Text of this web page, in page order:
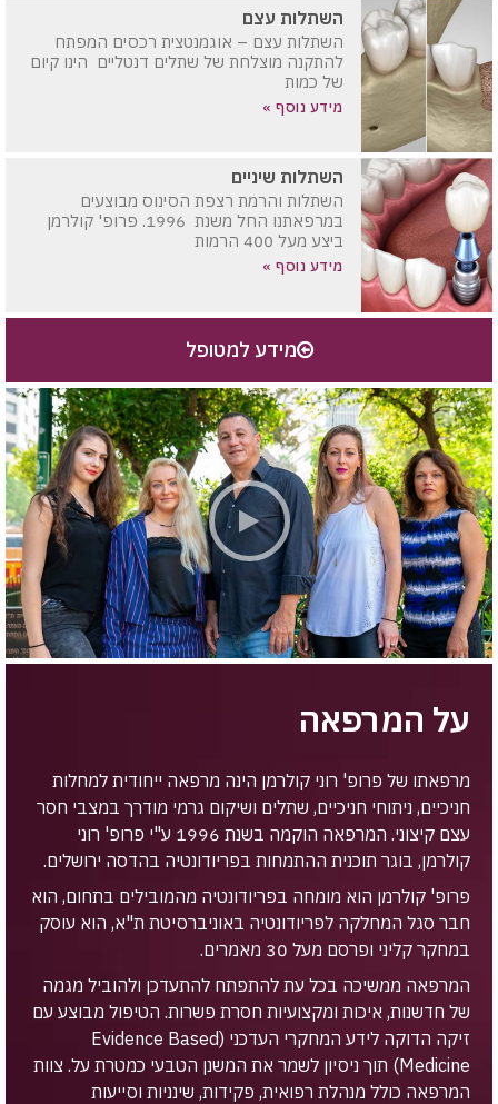
השתלות עצם
השתלות עצם – אוגמנטצית רכסים המפתח
להתקנה מוצלחת של שתלים דנטליים הינו קיום
של כמות
מידע נוסף »
השתלות שיניים
השתלות והרמת רצפת הסינוס מבוצעים
במרפאתנו החל משנת 1996. פרופ' קולרמן
ביצע מעל 400 הרמות
מידע נוסף »
מידע למטופל
על המרפאה
מרפאתו של פרופ' רוני קולרמן הינה מרפאה ייחודית למחלות
חניכיים, ניתוחי חניכיים, שתלים ושיקום גרמי מודרך במצבי חסר
עצם קיצוני. המרפאה הוקמה בשנת 1996 ע"י פרופ' רוני
קולרמן, בוגר תוכנית ההתמחות בפריודונטיה בהדסה ירושלים.
פרופ' קולרמן הוא מומחה בפריודונטיה מהמובילים בתחום, הוא
חבר סגל המחלקה לפריודונטיה באוניברסיטת ת"א, הוא עוסק
במחקר קליני ופרסם מעל 30 מאמרים.
המרפאה ממשיכה בכל עת להתפתח להתעדכן ולהוביל מגמה
של חדשנות, איכות ומקצועיות חסרת פשרות. הטיפול מבוצע עם
זיקה הדוקה לידע המחקרי העדכני (Evidence Based
Medicine) תוך ניסיון לשמר את המשנן הטבעי כמטרת על. צוות
המרפאה כולל מנהלת רפואית, פקידות, שינניות וסייעות